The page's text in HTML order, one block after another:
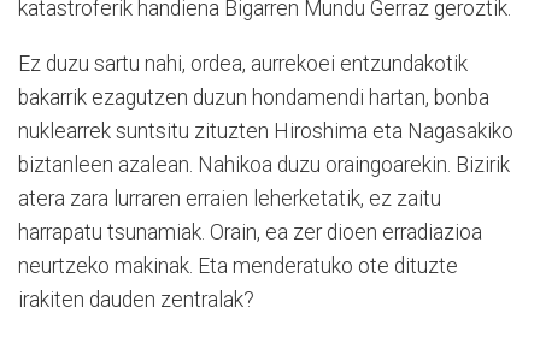
katastroferik handiena Bigarren Mundu Gerraz geroztik.
Ez duzu sartu nahi, ordea, aurrekoei entzundakotik
bakarrik ezagutzen duzun hondamendi hartan, bonba
nuklearrek suntsitu zituzten Hiroshima eta Nagasakiko
biztanleen azalean. Nahikoa duzu oraingoarekin. Bizirik
atera zara lurraren erraien leherketatik, ez zaitu
harrapatu tsunamiak. Orain, ea zer dioen erradiazioa
neurtzeko makinak. Eta menderatuko ote dituzte
irakiten dauden zentralak?